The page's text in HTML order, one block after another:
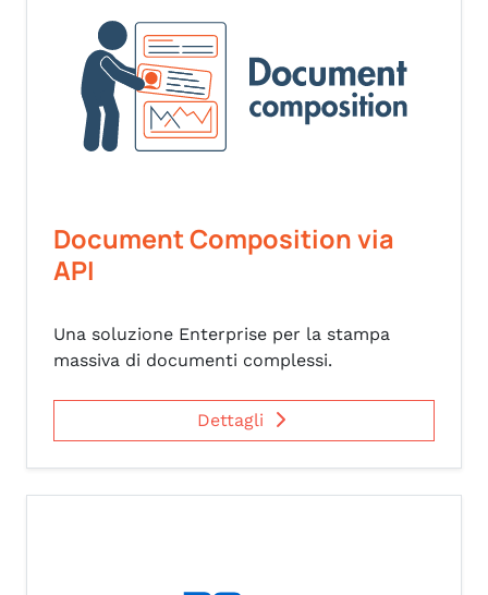
Document Composition via
API
Una soluzione Enterprise per la stampa
massiva di documenti complessi.
Dettagli